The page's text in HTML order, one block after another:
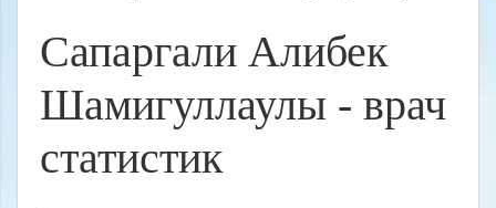
Сапаргали Алибек
Шамигуллаулы - врач
статистик